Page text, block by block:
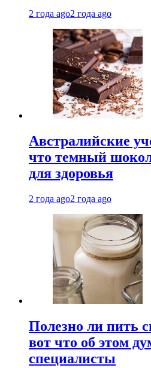
2 года ago2 года ago
Австралийские
что темный
для здоровья
2 года ago2 года ago
Полезно ли пить
вот что об этом
специалисты